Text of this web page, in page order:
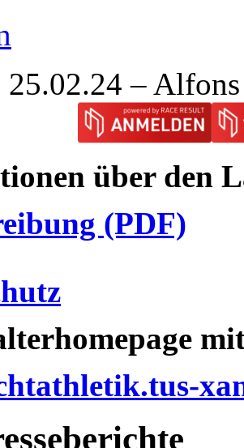
25.02.24 –
über den
(PDF)